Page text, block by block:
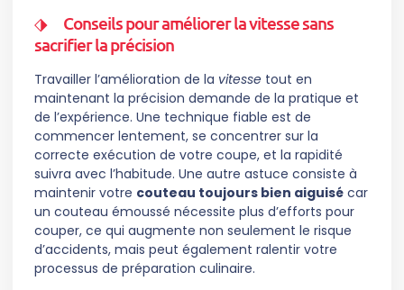
Conseils pour améliorer la vitesse sans
sacrifier la précision
Travailler l’amélioration de la vitesse tout en
maintenant la précision demande de la pratique et
de l’expérience. Une technique fiable est de
commencer lentement, se concentrer sur la
correcte exécution de votre coupe, et la rapidité
suivra avec l’habitude. Une autre astuce consiste à
maintenir votre couteau toujours bien aiguisé car
un couteau émoussé nécessite plus d’efforts pour
couper, ce qui augmente non seulement le risque
d’accidents, mais peut également ralentir votre
processus de préparation culinaire.